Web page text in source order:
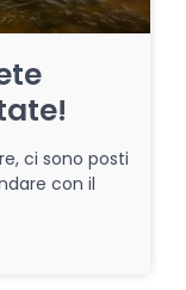
ci sono posti
con il